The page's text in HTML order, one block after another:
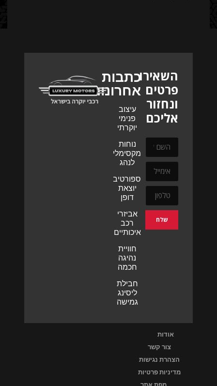
השאירו
פרטים
ונחזור
אליכם
שלח
כתבות
אחרונות
עיצוב
פנימי
יוקרתי
נוחות
מקסימלית
לנהג
ספורטיביות
יוצאת
דופן
אביזרי
רכב
איכותיים
חוויית
נהיגה
חכמה
חבילת
ליסינג
גמישה
אודות
צור קשר
הצהרת נגישות
מדיניות פרטיות
מפת אתר